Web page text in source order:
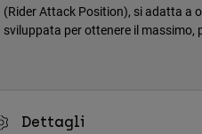
(Rider Attack Position), si adatta a
sviluppata per ottenere il massimo,
Dettagli